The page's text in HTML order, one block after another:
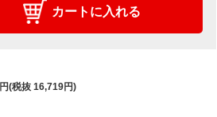
カートに入れる
円(税抜 16,719円)